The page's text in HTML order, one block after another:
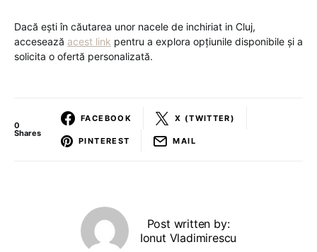
Dacă ești în căutarea unor nacele de inchiriat in Cluj,
accesează acest link pentru a explora opțiunile disponibile și a
solicita o ofertă personalizată.
0
Shares
FACEBOOK X (TWITTER)
PINTEREST MAIL
Post written by:
Ionut Vladimirescu